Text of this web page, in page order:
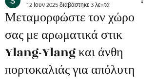
Μεταμορφώστε τον χώρο
σας με αρωματικά στικ
Ylang-Ylang και άνθη
πορτοκαλιάς για απόλυτη
12 Ιουν 2025 διαβάστηκε 3 λεπτά